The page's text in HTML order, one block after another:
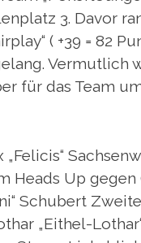
3. Davor
( +39 = 82
Vermutlich
für das Team
Heads Up
Schubert
„Eithel-